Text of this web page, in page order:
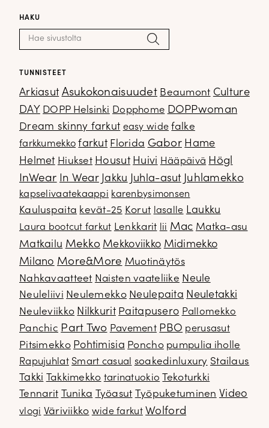
HAKU
Haku: Hae
TUNNISTEET
Arkiasut Asukokonaisuudet Beaumont Culture
DAY DOPP Helsinki Dopphome DOPPwoman
Dream skinny farkut easy wide falke
farkkumekko farkut Florida Gabor Hame
Helmet Hiukset Housut Huivi Hääpäivä Högl
InWear In Wear Jakku Juhla-asut Juhlamekko
kapselivaatekaappi karenbysimonsen
Kauluspaita kevät-25 Korut lasalle Laukku
Laura bootcut farkut Lenkkarit lii Mac Matka-asu
Matkailu Mekko Mekkoviikko Midimekko
Milano More&More Muotinäytös
Nahkavaatteet Naisten vaateliike Neule
Neuleliivi Neulemekko Neulepaita Neuletakki
Neuleviikko Nilkkurit Paitapusero Pallomekko
Panchic Part Two Pavement PBO perusasut
Pitsimekko Pohtimisia Poncho pumpulia iholle
Rapujuhlat Smart casual soakedinluxury Stailaus
Takki
Takkimekko tarinatuokio
Tekoturkki
Tennarit
Tunika Työasut Työpuketuminen Video
vlogi Väriviikko wide farkut Wolford